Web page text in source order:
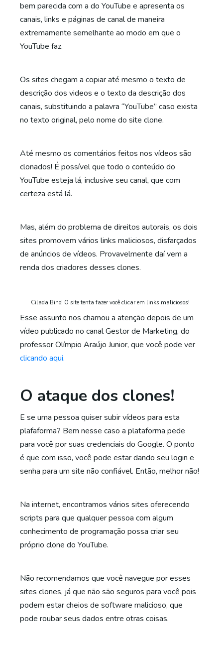
bem parecida com a do YouTube e apresenta os
canais, links e páginas de canal de maneira
extremamente semelhante ao modo em que o
YouTube faz.
Os sites chegam a copiar até mesmo o texto de
descrição dos videos e o texto da descrição dos
canais, substituindo a palavra “YouTube” caso exista
no texto original, pelo nome do site clone.
Até mesmo os comentários feitos nos vídeos são
clonados! É possível que todo o conteúdo do
YouTube esteja lá, inclusive seu canal, que com
certeza está lá.
Mas, além do problema de direitos autorais, os dois
sites promovem vários links maliciosos, disfarçados
de anúncios de vídeos. Provavelmente daí vem a
renda dos criadores desses clones.
Cilada Bino! O site tenta fazer você clicar em links maliciosos!
Esse assunto nos chamou a atenção depois de um
vídeo publicado no canal Gestor de Marketing, do
professor Olímpio Araújo Junior, que você pode ver
clicando aqui.
O ataque dos clones!
E se uma pessoa quiser subir vídeos para esta
plafaforma? Bem nesse caso a plataforma pede
para você por suas credenciais do Google. O ponto
é que com isso, você pode estar dando seu login e
senha para um site não confiável. Então, melhor não!
Na internet, encontramos vários sites oferecendo
scripts para que qualquer pessoa com algum
conhecimento de programação possa criar seu
próprio clone do YouTube.
Não recomendamos que você navegue por esses
sites clones, já que não são seguros para você pois
podem estar cheios de software malicioso, que
pode roubar seus dados entre otras coisas.